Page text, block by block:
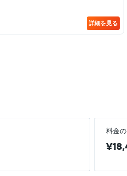
詳細を見る
料金